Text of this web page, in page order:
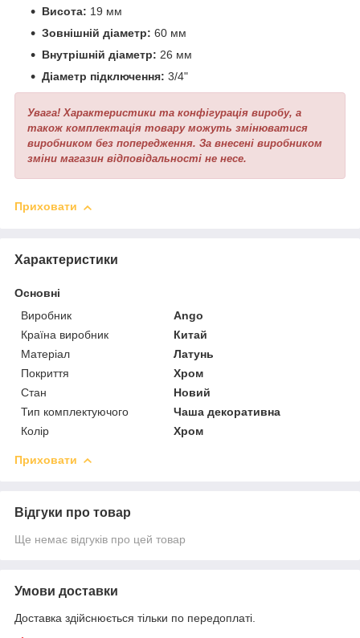
Висота: 19 мм
Зовнішній діаметр: 60 мм
Внутрішній діаметр: 26 мм
Діаметр підключення: 3/4"
Увага! Характеристики та конфігурація виробу, а
також комплектація товару можуть змінюватися
виробником без попередження. За внесені виробником
зміни магазин відповідальності не несе.
Приховати
Характеристики
Основні
Виробник
Ango
Країна виробник
Китай
Матеріал
Латунь
Покриття
Хром
Стан
Новий
Тип комплектуючого
Чаша декоративна
Колір
Хром
Приховати
Відгуки про товар
Ще немає відгуків про цей товар
Умови доставки
Доставка здійснюється тільки по передоплаті.